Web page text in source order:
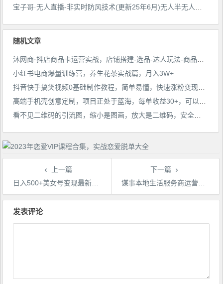
宝子哥·无人直播-非实时防风技术(更新25年6月)无人半无人直播
随机文章
沐网商·抖店商品卡运营实战，店铺搭建-选品-达人玩法-商品卡流-起店高阶玩玩
小红书电商爆量训练营，养生花茶实战篇，月入3W+
抖音快手搞笑视频0基础制作教程，简单易懂，快速涨粉变现【素材+教程】
高端手机壳创意定制，项目正处于蓝海，每单收益30+，可以上矩阵操作【揭秘】
看不见二维码的引流图，缩小是图画，放大是二维码，安全日引流100+
上一篇
日入500+美女号变现最新升级玩法（详细实操教程）
下一篇
谋事本地生活服务商运营师培训课，0资源0经验一起玩转本地生活
文
发表评论